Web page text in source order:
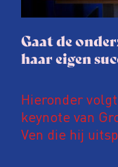
Gaat de
haar eigen
Hieronder
keynote van
Ven die hij